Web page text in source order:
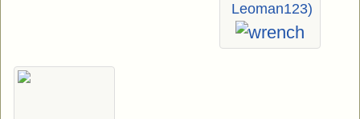
Leoman123)